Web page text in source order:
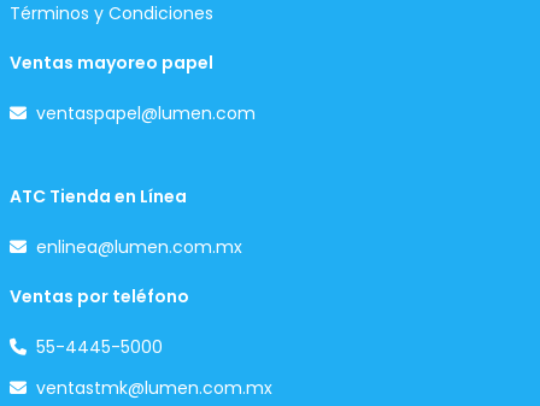
Términos y Condiciones
Ventas mayoreo papel
ventaspapel@lumen.com
ATC Tienda en Línea
enlinea@lumen.com.mx
Ventas por teléfono
55-4445-5000
ventastmk@lumen.com.mx